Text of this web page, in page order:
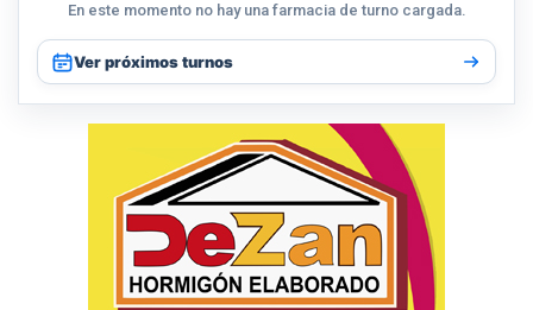
En este momento no hay una farmacia de turno cargada.
Ver próximos turnos